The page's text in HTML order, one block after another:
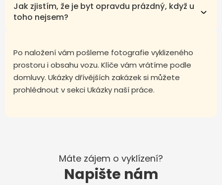
Jak zjistím, že je byt opravdu prázdný, když u
toho nejsem?
Po naložení vám pošleme fotografie vyklizeného
prostoru i obsahu vozu. Klíče vám vrátíme podle
domluvy. Ukázky dřívějších zakázek si můžete
prohlédnout v sekci Ukázky naší práce.
Máte zájem o vyklízení?
Napište nám